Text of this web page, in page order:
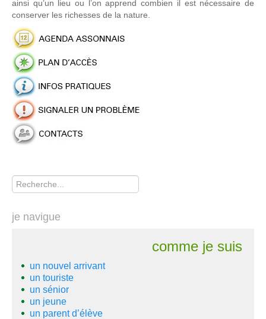
ainsi qu’un lieu ou l’on apprend combien il est nécessaire de
conserver les richesses de la nature.
Rechercher
je navigue
comme je suis
un nouvel arrivant
un touriste
un sénior
un jeune
un parent d’élève